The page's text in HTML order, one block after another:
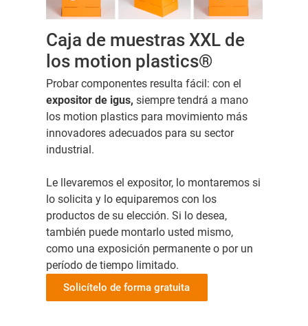
Caja de muestras XXL de
los motion plastics®
Probar componentes resulta fácil: con el
expositor de igus, siempre tendrá a mano
los motion plastics para movimiento más
innovadores adecuados para su sector
industrial.
Le llevaremos el expositor, lo montaremos si
lo solicita y lo equiparemos con los
productos de su elección. Si lo desea,
también puede montarlo usted mismo,
como una exposición permanente o por un
período de tiempo limitado.
Solicítelo de forma gratuita